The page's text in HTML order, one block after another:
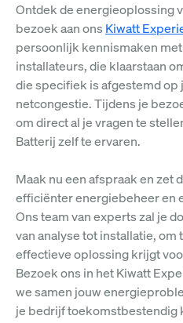
Ontdek de energieoplossing
bezoek aan ons Kiwatt
persoonlijk kennismaken
installateurs, die klaarstaan
die specifiek is afgestemd op
netcongestie. Tijdens je
om direct al je vragen te
Batterij zelf te ervaren.
Maak nu een afspraak en zet
efficiënter energiebeheer en
Ons team van experts zal je
van analyse tot installatie, om
effectieve oplossing krijgt
Bezoek ons in het Kiwatt
we samen jouw
je bedrijf toekomstbestendig